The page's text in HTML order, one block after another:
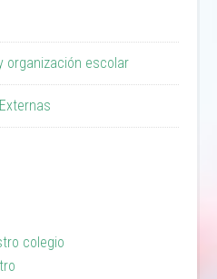
organización escolar
colegio